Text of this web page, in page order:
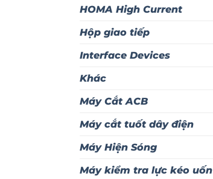
HOMA High Current
Hộp giao tiếp
Interface Devices
Khác
Máy Cắt ACB
Máy cắt tuốt dây điện
Máy Hiện Sóng
Máy kiểm tra lực kéo uốn